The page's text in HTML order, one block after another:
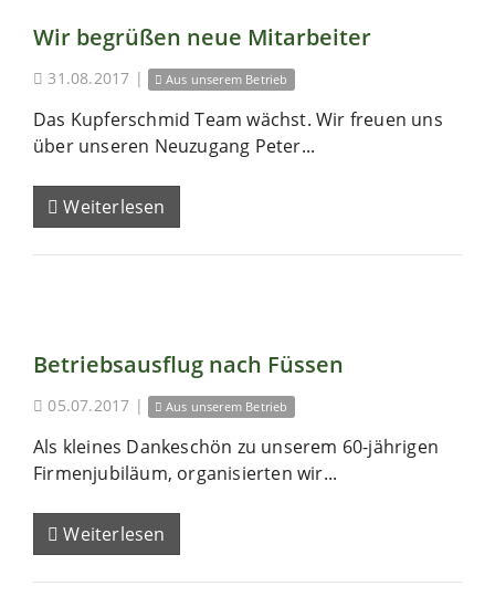
Wir begrüßen neue Mitarbeiter
31.08.2017 | Aus unserem Betrieb
Das Kupferschmid Team wächst. Wir freuen uns
über unseren Neuzugang Peter...
Weiterlesen
Betriebsausflug nach Füssen
05.07.2017 | Aus unserem Betrieb
Als kleines Dankeschön zu unserem 60-jährigen
Firmenjubiläum, organisierten wir...
Weiterlesen